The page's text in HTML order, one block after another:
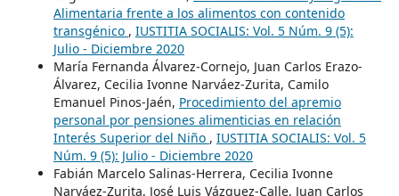
Alimentaria frente a los alimentos con contenido
transgénico , IUSTITIA SOCIALIS: Vol. 5 Núm. 9 (5):
Julio - Diciembre 2020
María Fernanda Álvarez-Cornejo, Juan Carlos Erazo-
Álvarez, Cecilia Ivonne Narváez-Zurita, Camilo
Emanuel Pinos-Jaén, Procedimiento del apremio
personal por pensiones alimenticias en relación
Interés Superior del Niño , IUSTITIA SOCIALIS: Vol. 5
Núm. 9 (5): Julio - Diciembre 2020
Fabián Marcelo Salinas-Herrera, Cecilia Ivonne
Narváez-Zurita, José Luis Vázquez-Calle, Juan Carlos